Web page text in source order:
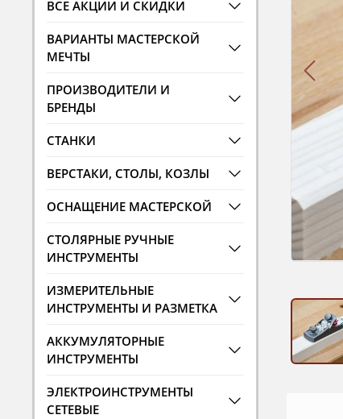
ВСЕ АКЦИИ И СКИДКИ
ВАРИАНТЫ МАСТЕРСКОЙ
МЕЧТЫ
ПРОИЗВОДИТЕЛИ И
БРЕНДЫ
СТАНКИ
ВЕРСТАКИ, СТОЛЫ, КОЗЛЫ
ОСНАЩЕНИЕ МАСТЕРСКОЙ
СТОЛЯРНЫЕ РУЧНЫЕ
ИНСТРУМЕНТЫ
ИЗМЕРИТЕЛЬНЫЕ
ИНСТРУМЕНТЫ И РАЗМЕТКА
АККУМУЛЯТОРНЫЕ
ИНСТРУМЕНТЫ
ЭЛЕКТРОИНСТРУМЕНТЫ
СЕТЕВЫЕ